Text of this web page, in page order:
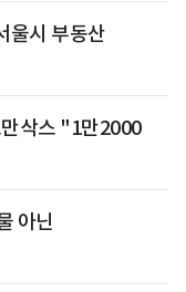
울시 부동산
삭스 "1만2000
아닌